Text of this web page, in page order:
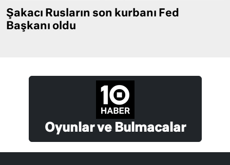
Şakacı Rusların son kurbanı Fed
Başkanı oldu
Oyunlar ve Bulmacalar